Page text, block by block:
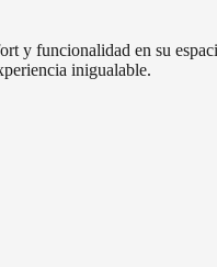
funcionalidad en su
inigualable.